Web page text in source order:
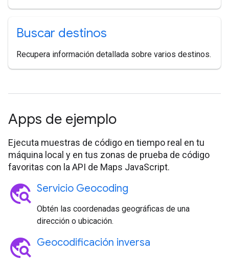
Buscar destinos
Recupera información detallada sobre varios destinos.
Apps de ejemplo
Ejecuta muestras de código en tiempo real en tu
máquina local y en tus zonas de prueba de código
favoritas con la API de Maps JavaScript.
travel_explore Servicio Geocoding
Obtén las coordenadas geográficas de una
dirección o ubicación.
travel_explore Geocodificación inversa